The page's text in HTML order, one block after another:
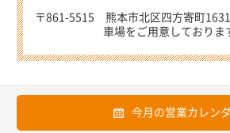
〒861-5515 熊本市北区四方寄町
車場をご用意しておりま
今月の営業カレン